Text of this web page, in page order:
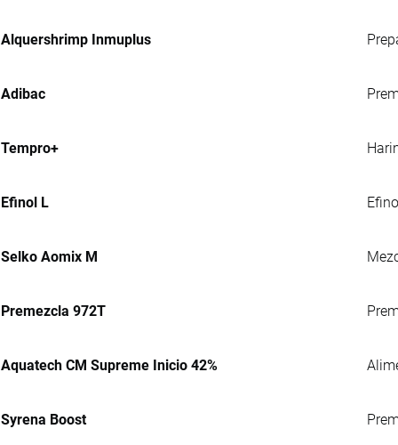
Alquershrimp Inmuplus
Adibac
Tempro+
Efinol L
Selko Aomix M
Premezcla 972T
Aquatech CM Supreme Inicio 42%
Syrena Boost